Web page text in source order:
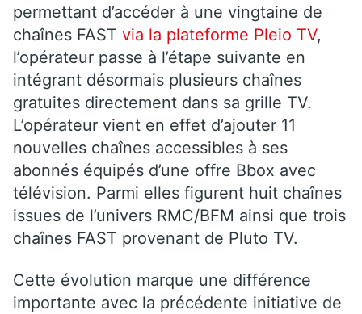
permettant d’accéder à une vingtaine de
chaînes FAST via la plateforme Pleio TV,
l’opérateur passe à l’étape suivante en
intégrant désormais plusieurs chaînes
gratuites directement dans sa grille TV.
L’opérateur vient en effet d’ajouter 11
nouvelles chaînes accessibles à ses
abonnés équipés d’une offre Bbox avec
télévision. Parmi elles figurent huit chaînes
issues de l’univers RMC/BFM ainsi que trois
chaînes FAST provenant de Pluto TV.
Cette évolution marque une différence
importante avec la précédente initiative de